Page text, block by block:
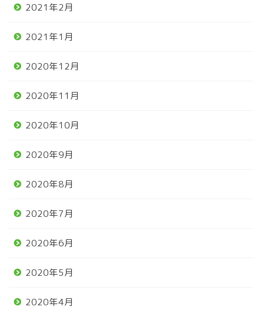
2021年2月
2021年1月
2020年12月
2020年11月
2020年10月
2020年9月
2020年8月
2020年7月
2020年6月
2020年5月
2020年4月